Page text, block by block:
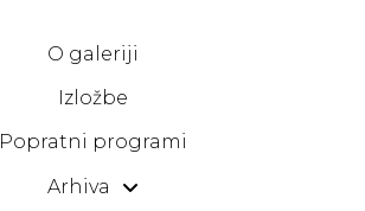
O galeriji
Izložbe
Popratni programi
Arhiva